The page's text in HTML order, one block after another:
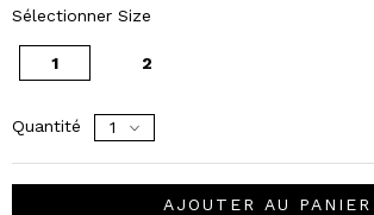
Sélectionner Size
1 2
Quantité
AJOUTER AU PANIER